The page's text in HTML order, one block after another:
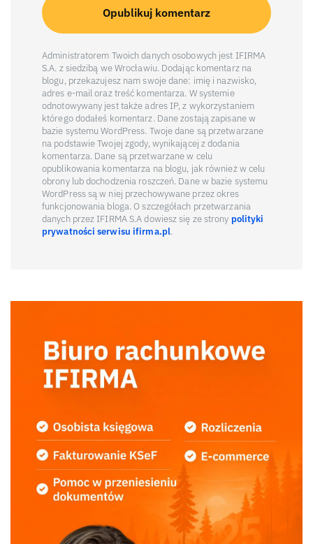
Administratorem Twoich danych osobowych jest IFIRMA
S.A. z siedzibą we Wrocławiu. Dodając komentarz na
blogu, przekazujesz nam swoje dane: imię i nazwisko,
adres e-mail oraz treść komentarza. W systemie
odnotowywany jest także adres IP, z wykorzystaniem
którego dodałeś komentarz. Dane zostają zapisane w
bazie systemu WordPress. Twoje dane są przetwarzane
na podstawie Twojej zgody, wynikającej z dodania
komentarza. Dane są przetwarzane w celu
opublikowania komentarza na blogu, jak również w celu
obrony lub dochodzenia roszczeń. Dane w bazie systemu
WordPress są w niej przechowywane przez okres
funkcjonowania bloga. O szczegółach przetwarzania
danych przez IFIRMA S.A dowiesz się ze strony polityki
prywatności serwisu ifirma.pl.